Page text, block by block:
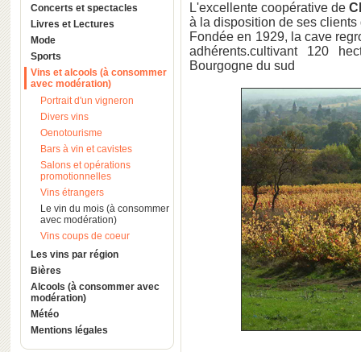
Concerts et spectacles
Livres et Lectures
Mode
Sports
Vins et alcools (à consommer
avec modération)
Portrait d'un vigneron
Divers vins
Oenotourisme
Bars à vin et cavistes
Salons et opérations
promotionnelles
Vins étrangers
Le vin du mois (à consommer
avec modération)
Vins coups de coeur
Les vins par région
Bières
Alcools (à consommer avec
modération)
Météo
Mentions légales
L'excellente coopérative de
à la disposition de ses
Fondée en 1929, la cave
adhérents.cultivant 120
Bourgogne du sud